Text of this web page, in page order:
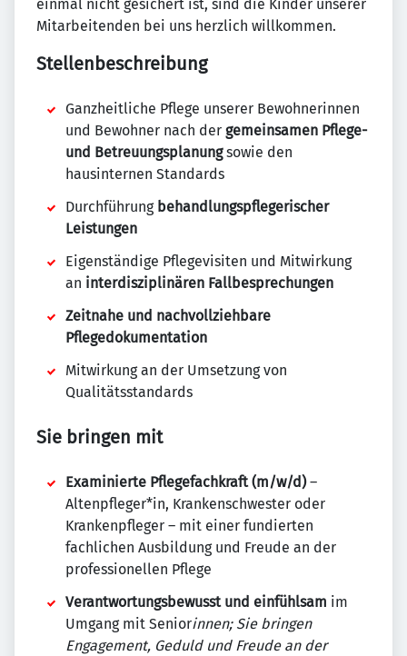
einmal nicht gesichert ist, sind die Kinder unserer
Mitarbeitenden bei uns herzlich willkommen.
Stellenbeschreibung
Ganzheitliche Pflege unserer Bewohnerinnen
und Bewohner nach der gemeinsamen Pflege-
und Betreuungsplanungsowie den
hausinternen Standards
Durchführung behandlungspflegerischer
Leistungen
Eigenständige Pflegevisiten und Mitwirkung
an interdisziplinären Fallbesprechungen
Zeitnahe und nachvollziehbare
Pflegedokumentation
Mitwirkung an der Umsetzung von
Qualitätsstandards
Sie bringen mit
Examinierte Pflegefachkraft (m/w/d)–
Altenpfleger*in, Krankenschwester oder
Krankenpfleger – mit einer fundierten
fachlichen Ausbildung und Freude an der
professionellen Pflege
Verantwortungsbewusst und einfühlsam im
Umgang mit Seniorinnen; Sie bringen
Engagement, Geduld und Freude an der